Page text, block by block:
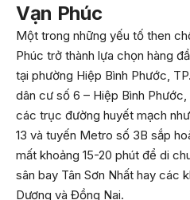
Vạn Phúc
Một trong những yếu tố then
Phúc trở thành lựa chọn hàng
tại phường Hiệp Bình Phước,
dân cư số 6 – Hiệp Bình
các trục đường huyết mạch
13 và tuyến Metro số 3B sắp
mất khoảng 15-20 phút để di
sân bay Tân Sơn Nhất hay các
Dương và Đồng Nai.